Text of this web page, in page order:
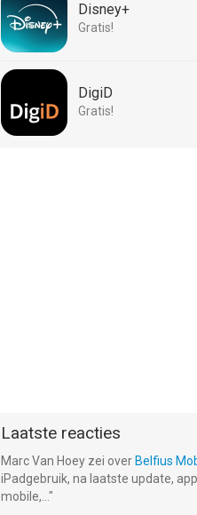
Disney+
Gratis!
DigiD
Gratis!
Laatste reacties
Marc Van Hoey zei over Belfius
iPadgebruik, na laatste update,
mobile,... "